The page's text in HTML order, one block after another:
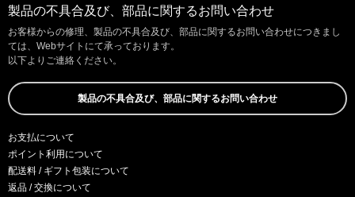
製品の不具合及び、部品に関するお問い合わせ
お客様からの修理、製品の不具合及び、部品に関するお問い合わせにつきまし
ては、Webサイトにて承っております。
以下よりご連絡ください。
製品の不具合及び、部品に関するお問い合わせ
お支払について
ポイント利用について
配送料 / ギフト包装について
返品 / 交換について